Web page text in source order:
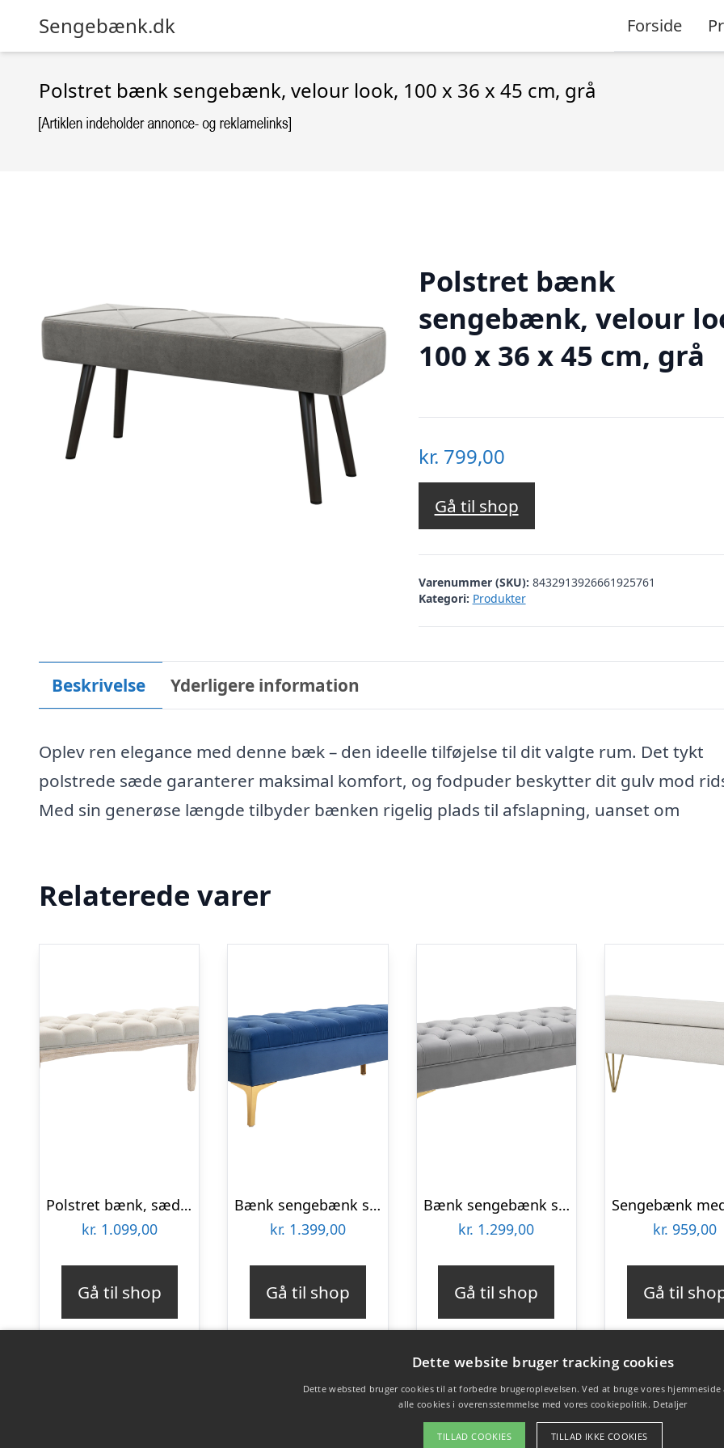
Sengebænk.dk Forside
Polstret bænk sengebænk, velour look, 100 x 36 x 45 cm, grå
Polstret bænk
sengebænk, velour
100 x 36 x 45 cm, grå
kr. 799,00
Gå til shop
Varenummer (SKU): 8432913926661925761
Kategori: Produkter
Beskrivelse Yderligere information
Oplev ren elegance med denne bæk – den ideelle tilføjelse til dit valgte rum. Det tykt
polstrede sæde garanterer maksimal komfort, og fodpuder beskytter dit gulv mod
Med sin generøse længde tilbyder bænken rigelig plads til afslapning, uanset om
Relaterede varer
Polstret bænk, sæde, kommode, skobænk, klaverbænk, vintage sengebænk, soveværelse, stue, entre, gummitræ, hør, beige 110 x 40 x 48 cm
kr. 1.099,00
Gå til shop
Bænk sengebænk skobænk med hævede ben soveværelse velour blå
kr. 1.399,00
Gå til shop
Bænk sengebænk skobænk med hævede ben soveværelse velour lysegrå
kr. 1.299,00
Gå til shop
kr. 959,00
Gå til
Dette website bruger tracking cookies
Dette websted bruger cookies til at forbedre brugeroplevelsen. Ved at bruge vores hjemmeside
alle cookies i overensstemmelse med vores cookiepolitik. Detaljer
TILLAD COOKIES TILLAD IKKE COOKIES